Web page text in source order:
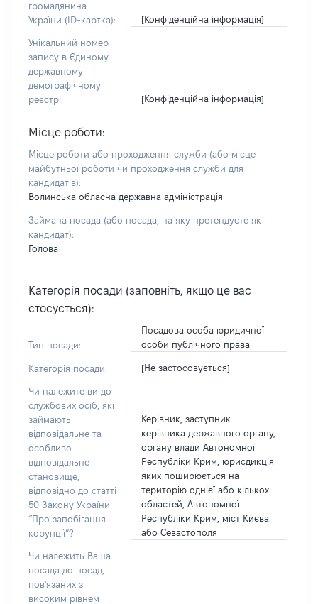
громадянина
України (ID-картка):
[Конфіденційна інформація]
Унікальний номер
запису в Єдиному
державному
демографічному
реєстрі:
[Конфіденційна інформація]
Місце роботи:
Місце роботи або проходження служби (або місце
майбутньої роботи чи проходження служби для
кандидатів):
Волинська обласна державна адміністрація
Займана посада (або посада, на яку претендуєте як
кандидат):
Голова
Категорія посади (заповніть, якщо це вас
стосується):
Тип посади:
Посадова особа юридичної
особи публічного права
Категорія посади: [Не застосовується]
Чи належите ви до
службових осіб, які
займають
відповідальне та
особливо
відповідальне
становище,
відповідно до статті
50 Закону України
“Про запобігання
корупції”?
Керівник, заступник
керівника державного органу,
органу влади Автономної
Республіки Крим, юрисдикція
яких поширюється на
територію однієї або кількох
областей, Автономної
Республіки Крим, міст Києва
або Севастополя
Чи належить Ваша
посада до посад,
пов'язаних з
високим рівнем